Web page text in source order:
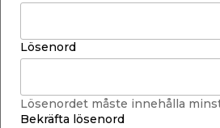
Lägg i
Lösenord
Lösenordet måste innehålla
Bekräfta lösenord